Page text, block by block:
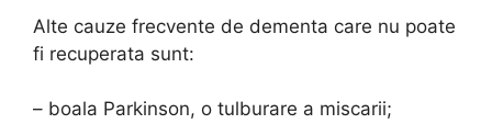
Alte cauze frecvente de dementa care nu poate
fi recuperata sunt:
– boala Parkinson, o tulburare a miscarii;